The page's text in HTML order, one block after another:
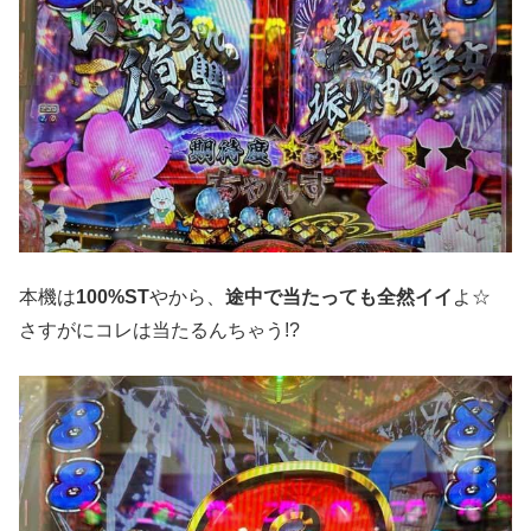
本機は100%STやから、 途中で当たっても全然イイ よ☆
さすがにコレは当たるんちゃう!?